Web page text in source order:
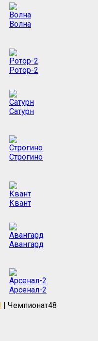
Волна
Ротор-2
Сатурн
Строгино
Квант
Авангард
Арсенал-2
| Чемпионат48